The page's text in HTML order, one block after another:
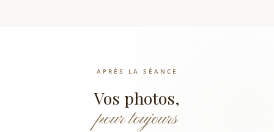
APRÈS LA SÉANCE
Vos photos,
pour toujours